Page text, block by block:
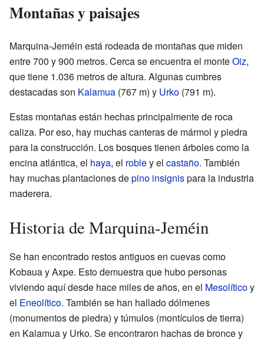
Montañas y paisajes
Marquina-Jeméin está rodeada de montañas que miden
entre 700 y 900 metros. Cerca se encuentra el monteOiz,
que tiene 1.036 metros de altura. Algunas cumbres
destacadas son Kalamua (767 m) y Urko (791 m).
Estas montañas están hechas principalmente de roca
caliza. Por eso, hay muchas canteras de mármol y piedra
para la construcción. Los bosques tienen árboles como la
encina atlántica, el haya, el robley el castaño. También
hay muchas plantaciones depino insignispara la industria
maderera.
Historia de Marquina-Jeméin
Se han encontrado restos antiguos en cuevas como
Kobaua y Axpe. Esto demuestra que hubo personas
viviendo aquí desde hace miles de años, en el Mesolíticoy
el Eneolítico. También se han hallado dólmenes
(monumentos de piedra) y túmulos (montículos de tierra)
en Kalamua y Urko. Se encontraron hachas de bronce y